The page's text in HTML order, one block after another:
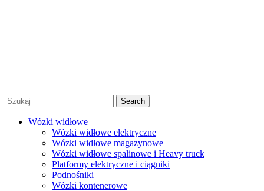
Search
Wózki widłowe
Wózki widłowe elektryczne
Wózki widłowe magazynowe
Wózki widłowe spalinowe i Heavy truck
Platformy elektryczne i ciągniki
Podnośniki
Wózki kontenerowe